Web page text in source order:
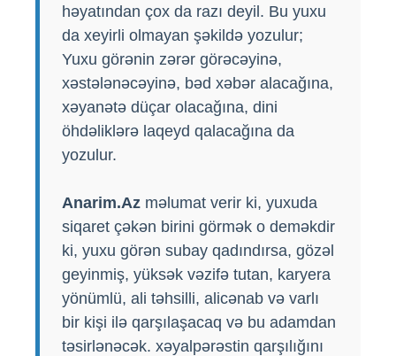
həyatından çox da razı deyil. Bu yuxu
da xeyirli olmayan şəkildə yozulur;
Yuxu görənin zərər görəcəyinə,
xəstələnəcəyinə, bəd xəbər alacağına,
xəyanətə düçar olacağına, dini
öhdəliklərə laqeyd qalacağına da
yozulur.
Anarim.Az məlumat verir ki, yuxuda
siqaret çəkən birini görmək o deməkdir
ki, yuxu görən subay qadındırsa, gözəl
geyinmiş, yüksək vəzifə tutan, karyera
yönümlü, ali təhsilli, alicənab və varlı
bir kişi ilə qarşılaşacaq və bu adamdan
təsirlənəcək. xəyalpərəstin qarşılığını